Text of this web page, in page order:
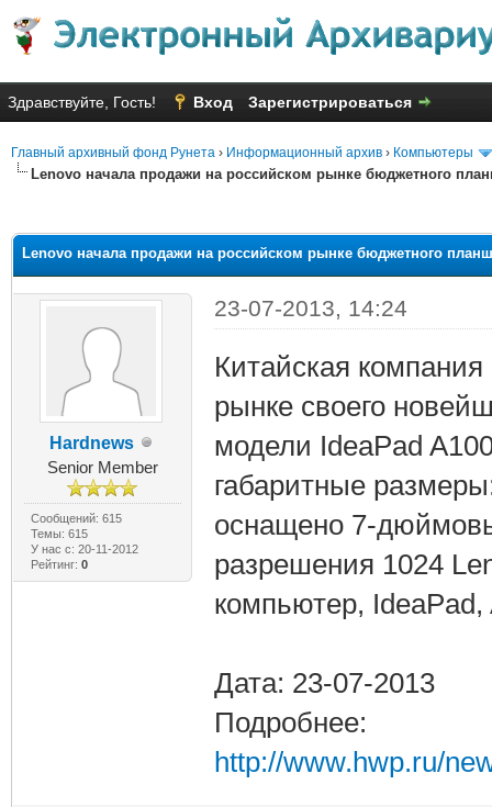
Здравствуйте, Гость! Вход Зарегистрироваться
Главный архивный фонд Рунета › Информационный архив › Компьютеры
Lenovo начала продажи на российском рынке бюджетного
Lenovo начала продажи на российском рынке бюджетного
Hardnews
Senior Member
Сообщений: 615
Темы: 615
У нас с: 20-11-2012
Рейтинг: 0
23-07-2013, 14:24
Китайская
рынке своего
модели IdeaPad
габаритные
оснащено 7-
разрешения 1024
компьютер, IdeaPad,
Дата: 23-07-2013
Подробнее:
http://www.hwp.ru/